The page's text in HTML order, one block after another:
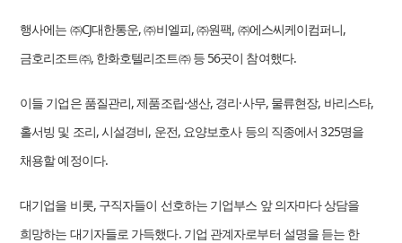
행사에는 ㈜CJ대한통운, ㈜비엘피, ㈜원팩, ㈜에스씨케이컴퍼니,
금호리조트㈜, 한화호텔리조트㈜ 등 56곳이 참여했다.
이들 기업은 품질관리, 제품조립·생산, 경리·사무, 물류현장, 바리스타,
홀서빙 및 조리, 시설경비, 운전, 요양보호사 등의 직종에서 325명을
채용할 예정이다.
대기업을 비롯, 구직자들이 선호하는 기업부스 앞 의자마다 상담을
희망하는 대기자들로 가득했다. 기업 관계자로부터 설명을 듣는 한